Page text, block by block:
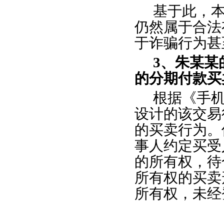
基于此，
仍然属于合
于诈骗行为
3、朱某某
的分期付款
根据《手
设计的该交
的买卖行为
事人约定买
的所有权，
所有权的买
所有权，未